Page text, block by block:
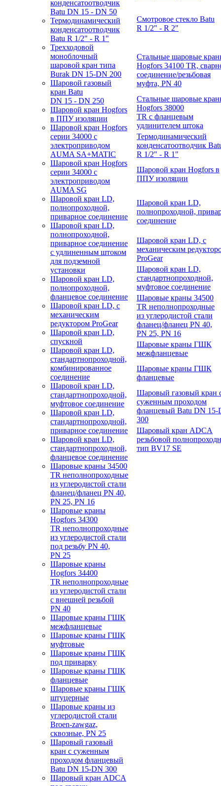
конденсатоотводчик
Batu DN 15 - DN 50
Термодинамический
конденсатоотводчик
Batu R 1/2" - R 1"
Трехходовой
моноблочный
шаровой кран типа
Burak DN 15-DN 200
Шаровой газовый
кран Batu
DN 15 - DN 250
Шаровой кран Hogfors
в ППУ изоляции
Шаровой кран Hogfors
серии 34000 с
электроприводом
AUMA SA+MATIC
Шаровой кран Hogfors
серии 34000 с
электроприводом
AUMA SG
Шаровой кран LD,
полнопроходной,
приварное соединение
Шаровой кран LD,
полнопроходной,
приварное соединение
с удлиненным штоком
для подземной
установки
Шаровой кран LD,
полнопроходной,
фланцевое соединение
Шаровой кран LD, с
механическим
редуктором ProGear
Шаровой кран LD,
спускной
Шаровой кран LD,
стандартнопроходной,
комбинированное
соединение
Шаровой кран LD,
стандартнопроходной,
муфтовое соединение
Шаровой кран LD,
стандартнопроходной,
приварное соединение
Шаровой кран LD,
стандартнопроходной,
фланцевое соединение
Шаровые краны 34500
TR неполнопроходные
из углеродистой стали
фланец/фланец PN 40,
PN 25, PN 16
Шаровые краны
Hogfors 34300
TR неполнопроходные
из углеродистой стали
под резьбу PN 40,
PN 25
Шаровые краны
Hogfors 34400
TR неполнопроходные
из углеродистой стали
с внешней резьбой
PN 40
Шаровые краны ГШК
межфланцевые
Шаровые краны ГШК
муфтовые
Шаровые краны ГШК
под приварку
Шаровые краны ГШК
фланцевые
Шаровые краны ГШК
штуцерные
Шаровые краны из
углеродистой стали
Broen-zawgaz,
сквозные, PN 25
Шаровый газовый
кран с суженным
проходом фланцевый
Batu DN 15-DN 300
Шаровый кран ADCA
Смотровое стекло Batu
R 1/2" - R 2"
Стальные шаровые
Hogfors 34100 TR,
соединение/резьбовая
муфта, PN 40
Стальные шаровые
Hogfors 38000
TR с фланцевым
удлинителем штока
Термодинамический
конденсатоотводчик
R 1/2" - R 1"
Шаровой кран Hogfors в
ППУ изоляции
Шаровой кран LD,
полнопроходной,
соединение
Шаровой кран LD, с
механическим
ProGear
Шаровой кран LD,
стандартнопроходной,
муфтовое соединение
Шаровые краны 34500
TR неполнопроходные
из углеродистой стали
фланец/фланец PN 40,
PN 25, PN 16
Шаровые краны ГШК
межфланцевые
Шаровые краны ГШК
фланцевые
Шаровый газовый кран
суженным проходом
фланцевый Batu DN 15-
300
Шаровый кран ADCA
резьбовой
тип BV17 SE